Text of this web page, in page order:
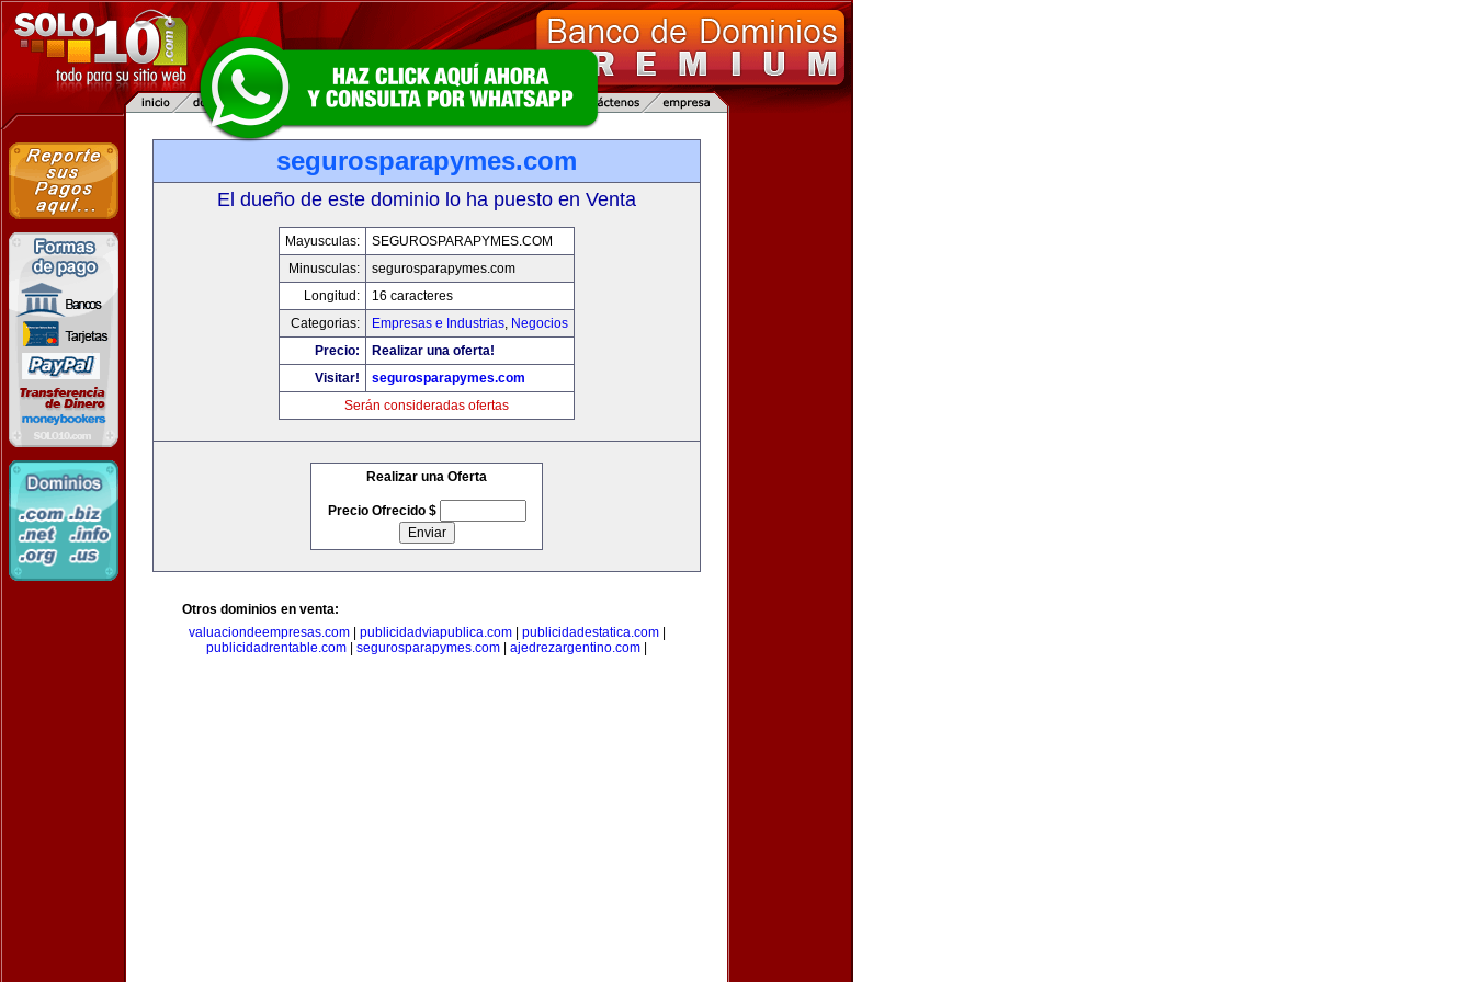
segurosparapymes.com
El dueño de este dominio lo ha puesto en Venta
Mayusculas:
SEGUROSPARAPYMES.COM
Minusculas:
segurosparapymes.com
Longitud:
16 caracteres
Categorias:
Empresas e Industrias, Negocios
Precio:
Realizar una oferta!
Visitar!
segurosparapymes.com
Serán consideradas ofertas
Realizar una Oferta
Precio Ofrecido $
Otros dominios en venta:
valuaciondeempresas.com| publicidadviapublica.com| publicidadestatica.com|
publicidadrentable.com
segurosparapymes.com ajedrezargentino.com